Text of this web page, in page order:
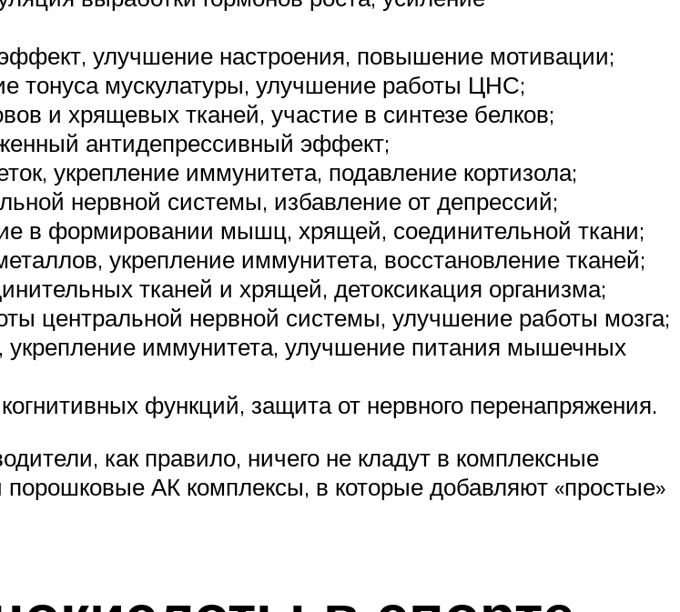
улучшение настроения, повышение мотивации;
тонуса мускулатуры, улучшение работы ЦНС;
и хрящевых тканей, участие в синтезе белков;
антидепрессивный эффект;
укрепление иммунитета, подавление кортизола;
нервной системы, избавление от депрессий;
в формировании мышц, хрящей, соединительной ткани;
укрепление иммунитета, восстановление тканей;
тканей и хрящей, детоксикация организма;
центральной нервной системы, улучшение работы мозга;
иммунитета, улучшение питания мышечных
функций, защита от нервного перенапряжения.
как правило, ничего не кладут в комплексные
АК комплексы, в которые добавляют «простые»